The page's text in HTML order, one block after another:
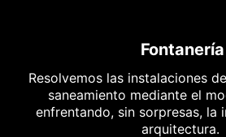
Fontanería
Resolvemos las instalaciones
saneamiento mediante el
enfrentando, sin sorpresas, la
arquitectura.